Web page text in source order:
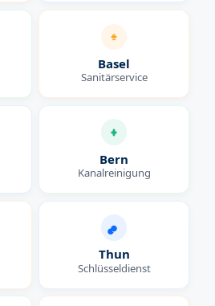
Basel
Sanitärservice
Bern
Kanalreinigung
Thun
Schlüsseldienst